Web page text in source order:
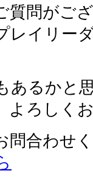
質問がご
レイリー
あるかと
よろしく
問合わせ